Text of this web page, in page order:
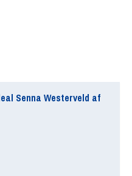
Senna Westerveld af